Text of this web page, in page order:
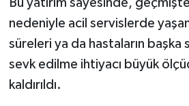
nedeniyle acil servislerde
süreleri ya da hastaların başka
sevk edilme ihtiyacı büyük
kaldırıldı.